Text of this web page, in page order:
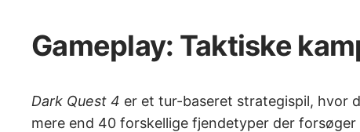
Gameplay: Taktiske
Dark Quest 4 er et tur-baseret strategispil, hvor
mere end 40 forskellige fjendetyper der